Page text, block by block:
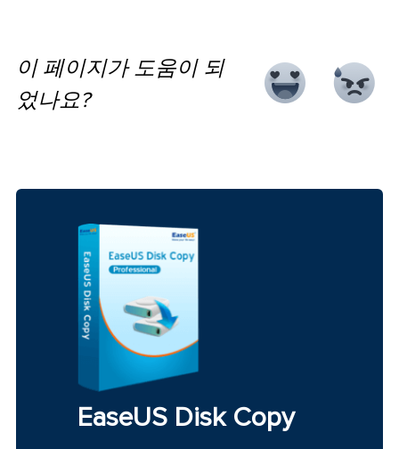
이 페이지가 도움이 되
었나요?
EaseUS Disk Copy